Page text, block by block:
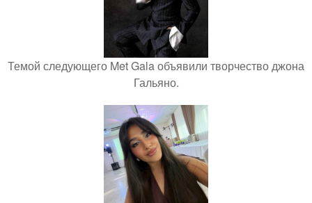
Темой следующего Met Gala объявили творчество джона
Гальяно.